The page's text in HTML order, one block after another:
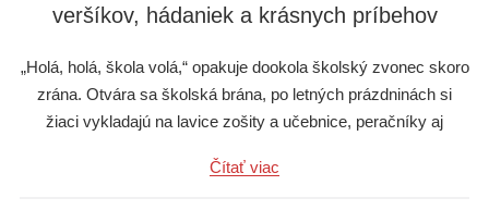
veršíkov, hádaniek a krásnych príbehov
„Holá, holá, škola volá,“ opakuje dookola školský zvonec skoro
zrána. Otvára sa školská brána, po letných prázdninách si
žiaci vykladajú na lavice zošity a učebnice, peračníky aj
sa už nevie dočkať malých zvedavých prváčikov. Prečítajte si
Čítať viac